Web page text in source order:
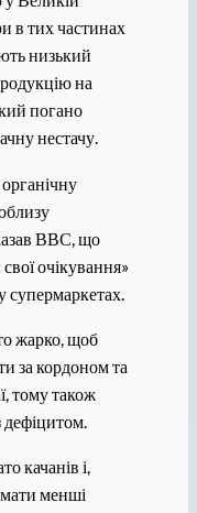
в тих частинах
низький
на
погано
нестачу.
ВВС, що
очікування»
супермаркетах.
жарко, щоб
за кордоном та
тому також
качанів і,
менші